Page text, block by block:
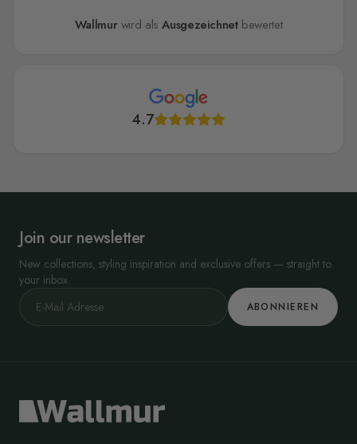
Wallmur wird alsAusgezeichnetbewertet
4.7
Join our newsletter
New collections, styling inspiration and exclusive offers — straight to
your inbox.
ABONNIEREN